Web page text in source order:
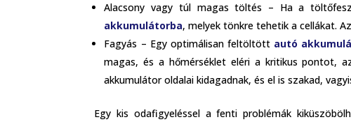
Alacsony vagy túl magas töltés – Ha a
akkumulátorba, melyek tönkre tehetik a cellákat.
Fagyás – Egy optimálisan feltöltött autó
magas, és a hőmérséklet eléri a kritikus pontot,
akkumulátor oldalai kidagadnak, és el is szakad,
Egy kis odafigyeléssel a fenti problémák